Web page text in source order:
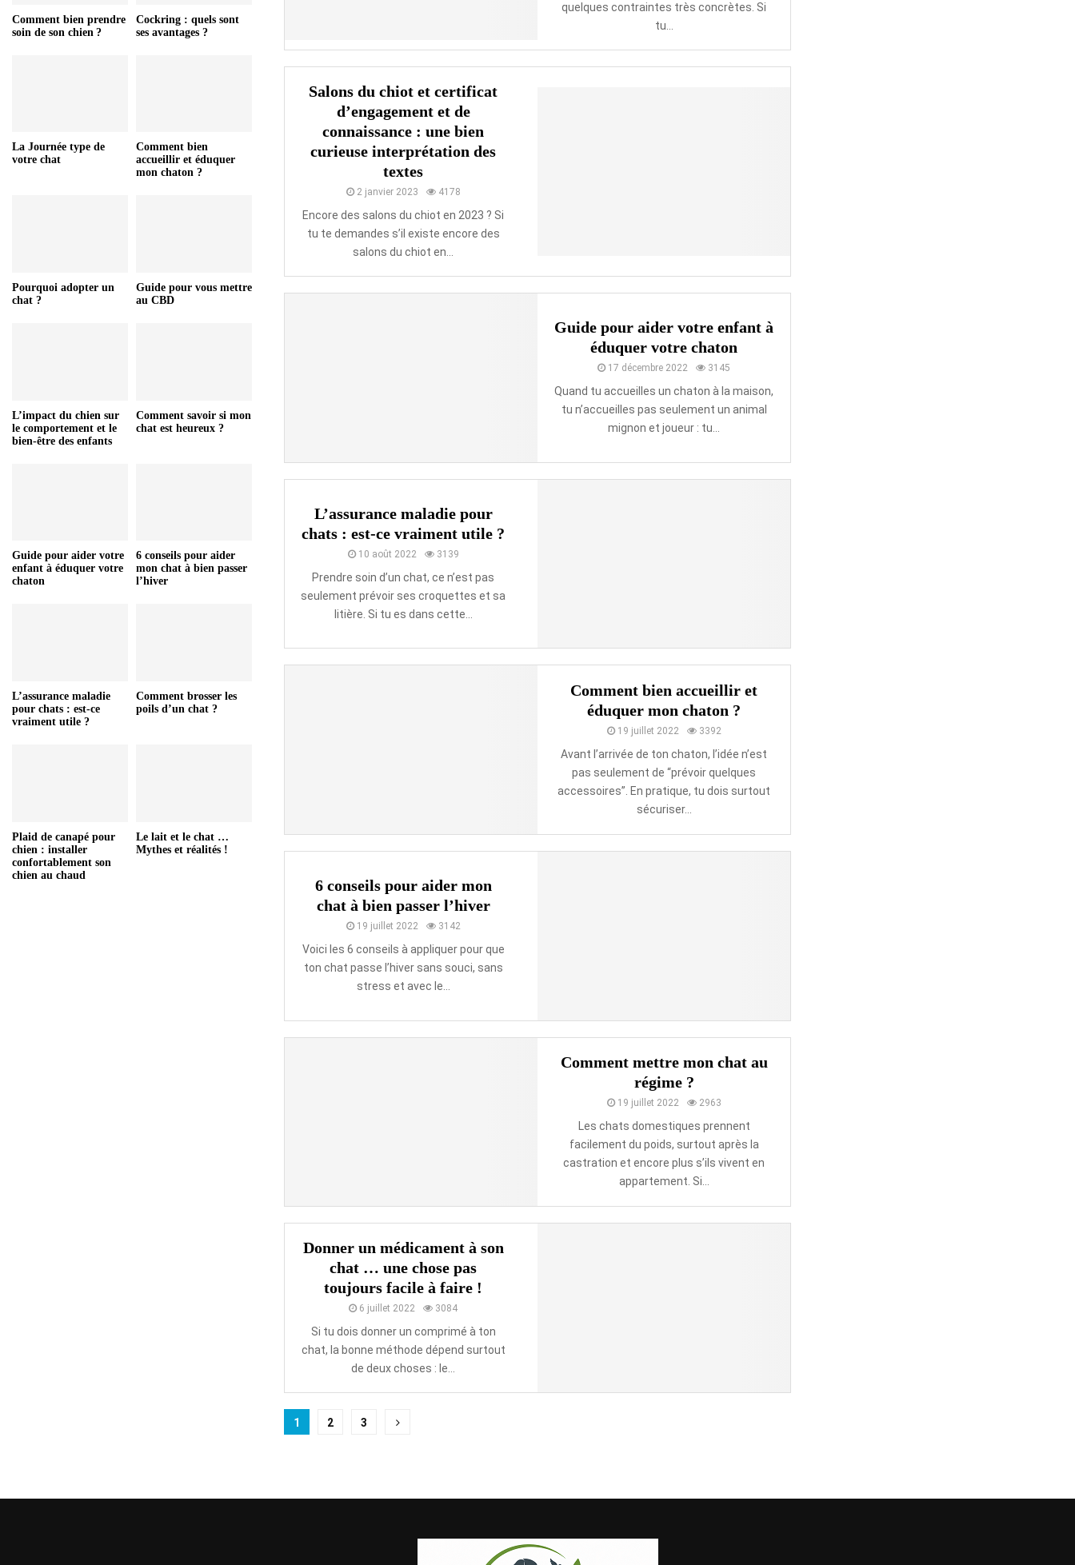
quelques contraintes très concrètes. Si
tu...
Salons du chiot et certificat
d’engagement et de
connaissance : une bien
curieuse interprétation des
textes
2 janvier 2023 4178
Encore des salons du chiot en 2023 ? Si
tu te demandes s’il existe encore des
salons du chiot en...
Guide pour aider votre enfant à
éduquer votre chaton
17 décembre 2022 3145
Quand tu accueilles un chaton à la maison,
tu n’accueilles pas seulement un animal
mignon et joueur : tu...
L’assurance maladie pour
chats : est-ce vraiment utile ?
10 août 2022 3139
Prendre soin d’un chat, ce n’est pas
seulement prévoir ses croquettes et sa
litière. Si tu es dans cette...
Comment bien accueillir et
éduquer mon chaton ?
19 juillet 2022 3392
Avant l’arrivée de ton chaton, l’idée n’est
pas seulement de “prévoir quelques
accessoires”. En pratique, tu dois surtout
sécuriser...
6 conseils pour aider mon
chat à bien passer l’hiver
19 juillet 2022 3142
Voici les 6 conseils à appliquer pour que
ton chat passe l’hiver sans souci, sans
stress et avec le...
Comment mettre mon chat au
régime ?
19 juillet 2022 2963
Les chats domestiques prennent
facilement du poids, surtout après la
castration et encore plus s’ils vivent en
appartement. Si...
Donner un médicament à son
chat … une chose pas
toujours facile à faire !
6 juillet 2022 3084
Si tu dois donner un comprimé à ton
chat, la bonne méthode dépend surtout
de deux choses : le...
Pagination
1 2 3
Comment bien prendre
soin de son chien ?
Cockring : quels sont
ses avantages ?
La Journée type de
votre chat
Comment bien
accueillir et éduquer
mon chaton ?
Pourquoi adopter un
chat ?
Guide pour vous mettre
au CBD
L’impact du chien sur
le comportement et le
bien-être des enfants
Comment savoir si mon
chat est heureux ?
Guide pour aider votre
enfant à éduquer votre
chaton
6 conseils pour aider
mon chat à bien passer
l’hiver
L’assurance maladie
pour chats : est-ce
vraiment utile ?
Comment brosser les
poils d’un chat ?
Plaid de canapé pour
chien : installer
confortablement son
chien au chaud
Le lait et le chat …
Mythes et réalités !